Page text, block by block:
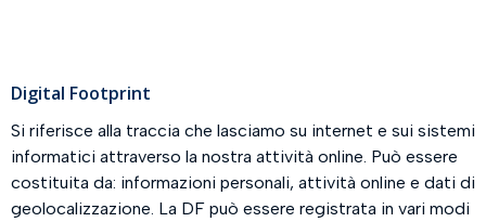
Digital Footprint
Si riferisce alla traccia che lasciamo su internet e sui sistemi
informatici attraverso la nostra attività online. Può essere
costituita da: informazioni personali, attività online e dati di
geolocalizzazione. La DF può essere registrata in vari modi